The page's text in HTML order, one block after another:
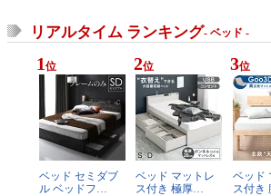
リアルタイム ランキング- ベッド -
1 位
ベッド セミダブ
ル ベッドフ…
2位
ベッド マットレ
ス付き 極厚…
3位
ベッド
ス付き